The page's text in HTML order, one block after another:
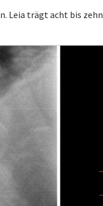
Leia trägt acht bis zehn